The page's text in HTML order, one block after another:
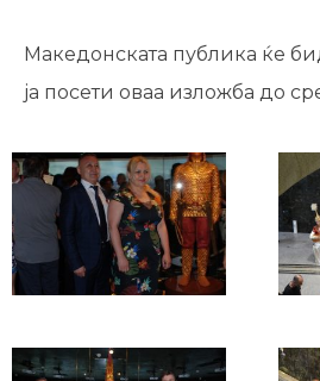
Македонската публика ќе
ја посети оваа изложба до